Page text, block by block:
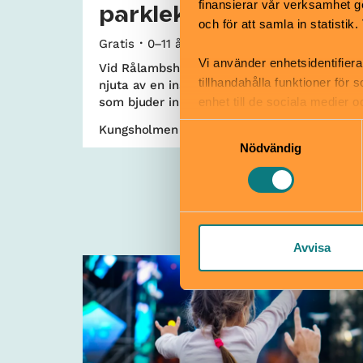
finansierar vår verksamhet
och för att samla in
Vi använder
tillhandahålla funktioner för
enhet till de sociala medier
informationen med annan
Nödvändig
Avvisa
parklek
Gratis
0–11 år
Vid Rålambshovsparkens parklek kan du
njuta av en inspirerande och knasig utemiljö
som bjuder in till spontanlek.
Kungsholmen